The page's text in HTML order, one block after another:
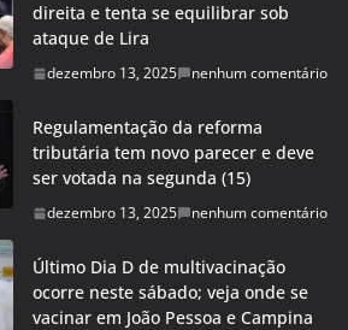
direita e tenta se equilibrar sob
ataque de Lira
dezembro 13, 2025 nenhum comentário
Regulamentação da reforma
tributária tem novo parecer e deve
ser votada na segunda (15)
dezembro 13, 2025 nenhum comentário
Último Dia D de multivacinação
ocorre neste sábado; veja onde se
vacinar em João Pessoa e Campina